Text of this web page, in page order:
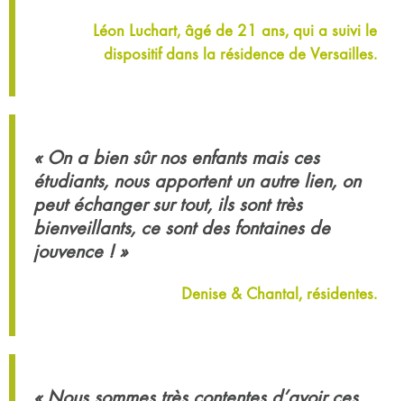
Léon Luchart, âgé de 21 ans, qui a suivi le
dispositif dans la résidence de Versailles.
« On a bien sûr nos enfants mais ces
étudiants, nous apportent un autre lien, on
peut échanger sur tout, ils sont très
bienveillants, ce sont des fontaines de
jouvence ! »
Denise & Chantal, résidentes.